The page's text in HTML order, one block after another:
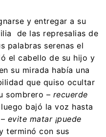
y entregar a su
de las represalias de
palabras serenas el
el cabello de su hijo y
su mirada había una
que quiso ocultar
sombrero – recuerde
bajó la voz hasta
evite matar ¡puede
terminó con sus